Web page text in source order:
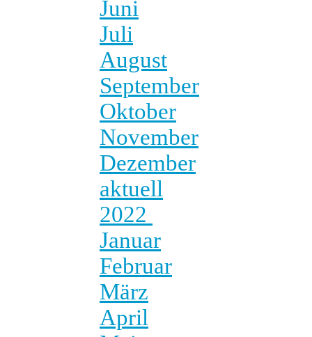
Juni
Juli
August
September
Oktober
November
Dezember
aktuell
2022
Januar
Februar
März
April